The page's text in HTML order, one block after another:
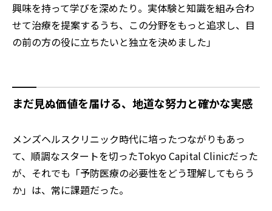
興味を持って学びを深めたり。実体験と知識を組み合わ
せて治療を提案するうち、この分野をもっと追求し、目
の前の方の役に立ちたいと独立を決めました」
まだ見ぬ価値を届ける、地道な努力と確かな実感
メンズヘルスクリニック時代に培ったつながりもあっ
て、順調なスタートを切ったTokyo Capital Clinicだった
が、それでも「予防医療の必要性をどう理解してもらう
か」は、常に課題だった。